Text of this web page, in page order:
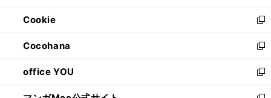
開
く
ウ
で
開
く
ン
ド
ウ
で
開
く
ウ
ィ
ン
ド
ウ
で
開
Cookie
新
し
い
ウ
ィ
ン
Cocohana
新
し
い
ウ
office YOU
新
し